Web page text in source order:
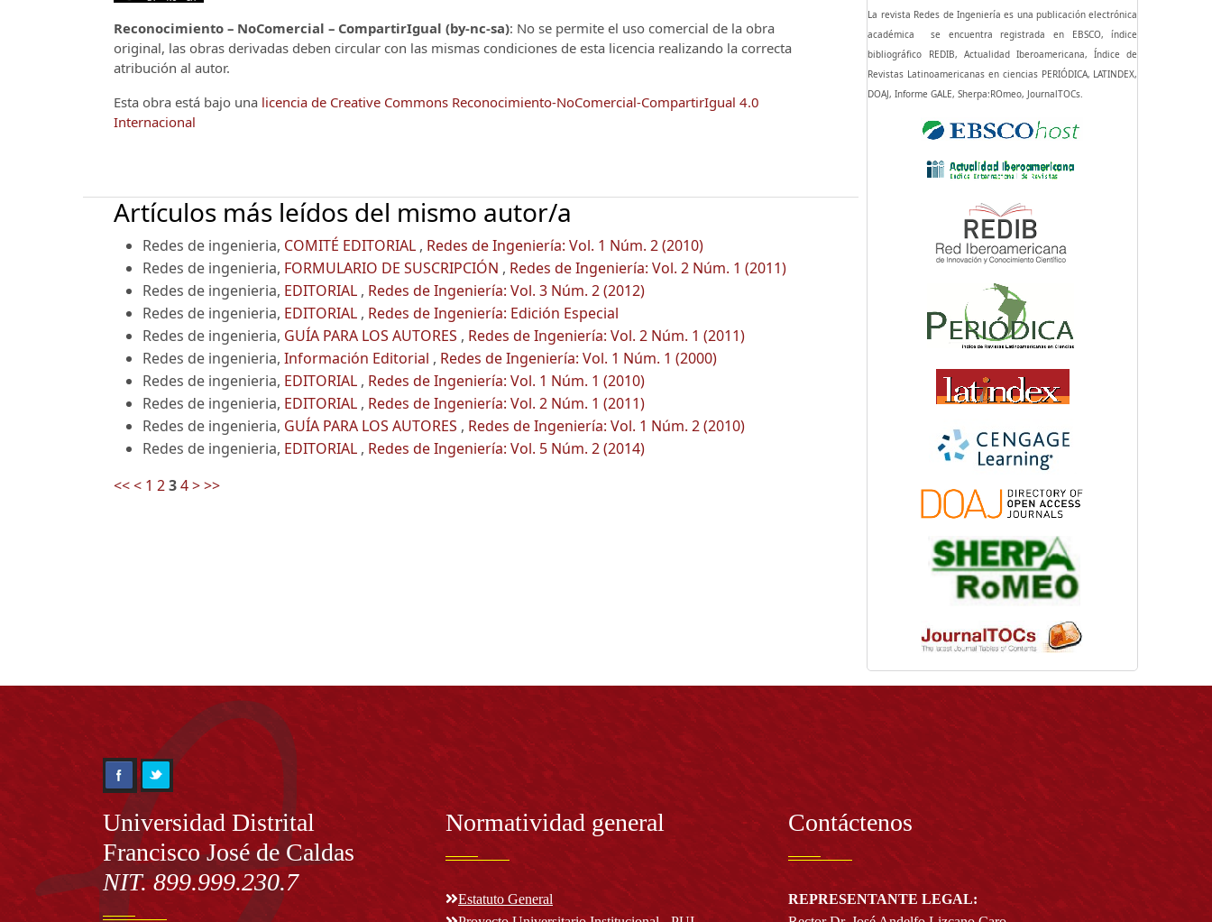
Reconocimiento – NoComercial – CompartirIgual (by-nc-sa): No se permite el uso comercial de la obra
original, las obras derivadas deben circular con las mismas condiciones de esta licencia realizando la correcta
atribución al autor.
Esta obra está bajo una licencia de Creative Commons Reconocimiento-NoComercial-CompartirIgual 4.0
Internacional
Artículos más leídos del mismo autor/a
Redes de ingenieria, COMITÉ EDITORIAL , Redes de Ingeniería: Vol. 1 Núm. 2 (2010)
Redes de ingenieria, FORMULARIO DE SUSCRIPCIÓN , Redes de Ingeniería: Vol. 2 Núm. 1 (2011)
Redes de ingenieria, EDITORIAL , Redes de Ingeniería: Vol. 3 Núm. 2 (2012)
Redes de ingenieria, EDITORIAL , Redes de Ingeniería: Edición Especial
Redes de ingenieria, GUÍA PARA LOS AUTORES , Redes de Ingeniería: Vol. 2 Núm. 1 (2011)
Redes de ingenieria, Información Editorial , Redes de Ingeniería: Vol. 1 Núm. 1 (2000)
Redes de ingenieria, EDITORIAL , Redes de Ingeniería: Vol. 1 Núm. 1 (2010)
Redes de ingenieria, EDITORIAL , Redes de Ingeniería: Vol. 2 Núm. 1 (2011)
Redes de ingenieria, GUÍA PARA LOS AUTORES , Redes de Ingeniería: Vol. 1 Núm. 2 (2010)
Redes de ingenieria, EDITORIAL , Redes de Ingeniería: Vol. 5 Núm. 2 (2014)
<<< 1 234>>>
La revista Redes de Ingeniería es una publicación electrónica
académica se encuentra registrada en EBSCO, índice
bibliográfico REDIB, Actualidad Iberoamericana, Índice de
Revistas Latinoamericanas en ciencias PERIÓDICA, LATINDEX,
DOAJ, Informe GALE, Sherpa:ROmeo, JournalTOCs.
Información
Universidad Distrital
Francisco José de Caldas
NIT. 899.999.230.7
Normatividad general
Estatuto General
Contáctenos
REPRESENTANTE LEGAL: